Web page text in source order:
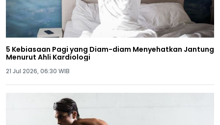
5 Kebiasaan Pagi yang Diam-diam Menyehatkan Jantung
Menurut Ahli Kardiologi
21 Jul 2026, 06:30 WIB